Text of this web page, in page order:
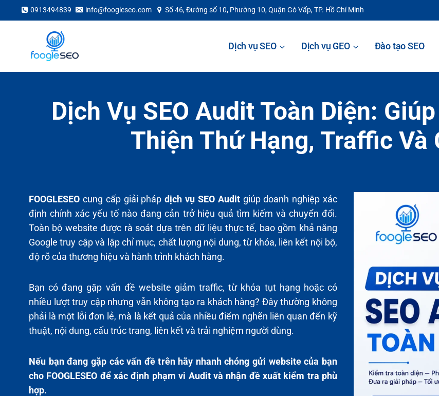
to
0913494839 info@foogleseo.com Số 46, Đường số 10, Phường 10, Quận Gò Vấp, TP. Hồ Chí Minh
Dịch vụ SEO Dịch vụ GEO Đào tạo SEO
Dịch Vụ SEO Audit Toàn Diện:
Thiện Thứ Hạng, Traffic Và
FOOGLESEO cung cấp giải phápdịch vụ SEO Auditgiúp doanh nghiệp xác
định chính xác yếu tố nào đang cản trở hiệu quả tìm kiếm và chuyển đổi.
Toàn bộ website được rà soát dựa trên dữ liệu thực tế, bao gồm khả năng
Google truy cập và lập chỉ mục, chất lượng nội dung, từ khóa, liên kết nội bộ,
độ rõ của thương hiệu và hành trình khách hàng.
Bạn có đang gặp vấn đề website giảm traffic, từ khóa tụt hạng hoặc có
nhiều lượt truy cập nhưng vẫn không tạo ra khách hàng? Đây thường không
phải là một lỗi đơn lẻ, mà là kết quả của nhiều điểm nghẽn liên quan đến kỹ
thuật, nội dung, cấu trúc trang, liên kết và trải nghiệm người dùng.
Nếu bạn đang gặp các vấn đề trên hãy nhanh chóng gửi website của bạn
cho FOOGLESEO để xác định phạm vi Audit và nhận đề xuất kiểm tra phù
hợp.